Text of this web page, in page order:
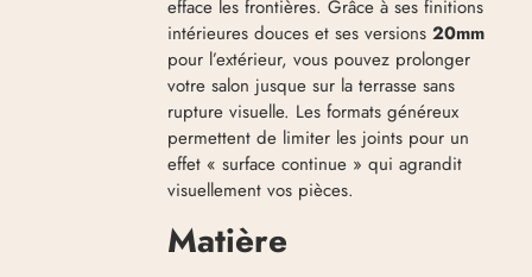
efface les frontières. Grâce à ses finitions
intérieures douces et ses versions20mm
pour l’extérieur, vous pouvez prolonger
votre salon jusque sur la terrasse sans
rupture visuelle. Les formats généreux
permettent de limiter les joints pour un
effet « surface continue » qui agrandit
visuellement vos pièces.
Matière